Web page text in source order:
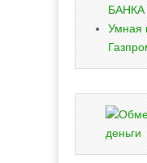
БАНКА
Умная